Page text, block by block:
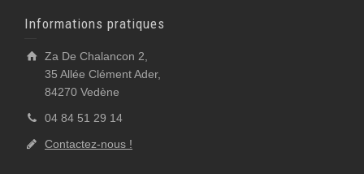
Informations pratiques
Za De Chalancon 2,
35 Allée Clément Ader,
84270 Vedène
04 84 51 29 14
Contactez-nous !